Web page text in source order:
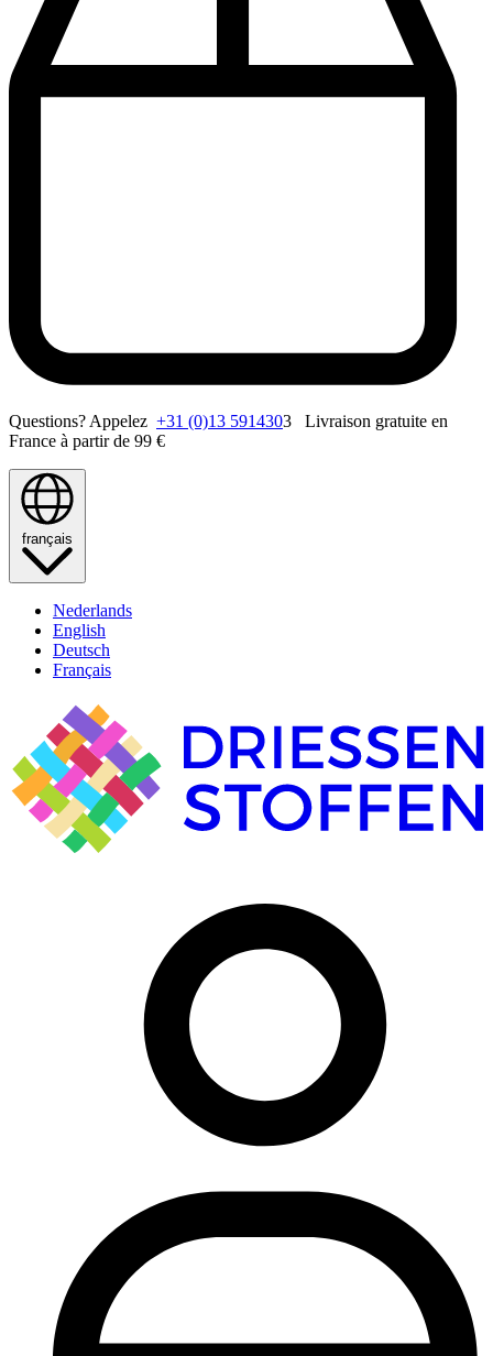
Questions? Appelez +31 (0)13 5914303 Livraison gratuite en
France à partir de 99 €
français
Nederlands
English
Deutsch
Français